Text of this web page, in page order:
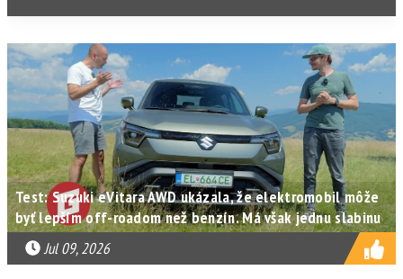
Test: Suzuki eVitara AWD ukázala, že elektromobil môže
byť lepším off-roadom než benzín. Má však jednu slabinu
Jul 09, 2026